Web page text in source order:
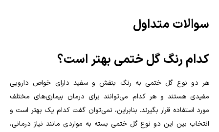
سوالات متداول
کدام رنگ گل ختمی بهتر است؟
هر دو نوع گل ختمی به رنگ بنفش و سفید دارای خواص دارویی
مفیدی هستند و هر کدام می‌توانند برای درمان بیماری‌های مختلف
مورد استفاده قرار بگیرند. بنابراین، نمی‌توان گفت کدام یک بهتر است و
انتخاب بین این دو نوع گل ختمی بسته به مواردی مانند نیاز درمانی،